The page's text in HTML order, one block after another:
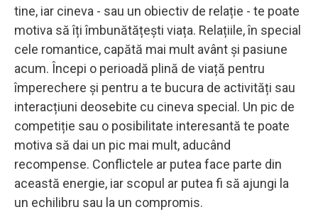
tine, iar cineva - sau un obiectiv de relație - te poate
motiva să îți îmbunătățești viața. Relațiile, în special
cele romantice, capătă mai mult avânt și pasiune
acum. Începi o perioadă plină de viață pentru
împerechere și pentru a te bucura de activități sau
interacțiuni deosebite cu cineva special. Un pic de
competiție sau o posibilitate interesantă te poate
motiva să dai un pic mai mult, aducând
recompense. Conflictele ar putea face parte din
această energie, iar scopul ar putea fi să ajungi la
un echilibru sau la un compromis.